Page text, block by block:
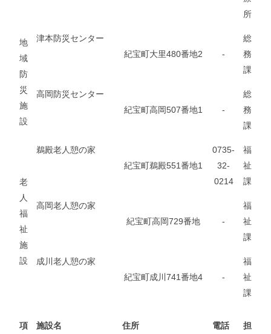
所
地
域
防
災
施
設
津本防災センター
紀宝町大里480番地2
-
総
務
課
高岡防災センター
紀宝町高岡507番地1
-
総
務
課
老
人
福
祉
施
設
鵜殿老人憩の家
紀宝町鵜殿551番地1
0735-
32-
0214
福
祉
課
高岡老人憩の家
紀宝町高岡729番地
-
福
祉
課
成川老人憩の家
紀宝町成川741番地4
-
福
祉
課
項
施設名 住所
電話
担